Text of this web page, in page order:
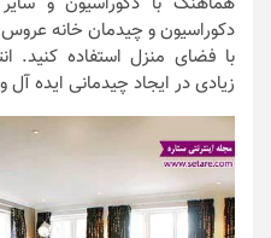
دکوراسیون و چیدمان خانه
با فضای منزل استفاده کنید.
زیادی در ایجاد چیدمانی ایده